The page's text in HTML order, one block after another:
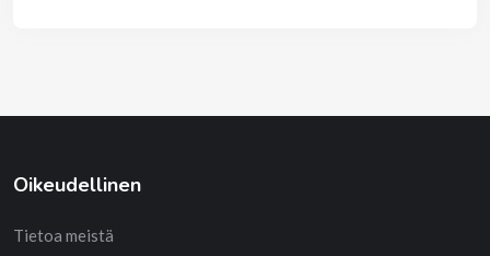
Oikeudellinen
Tietoa meistä